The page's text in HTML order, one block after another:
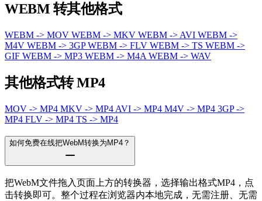
WEBM 转其他格式
WEBM -> MOV WEBM -> MKV WEBM -> AVI WEBM ->
M4V WEBM -> 3GPWEBM -> FLV WEBM -> TS WEBM ->
GIF WEBM -> MP3 WEBM -> M4A WEBM -> WAV
其他格式转 MP4
MOV -> MP4 MKV -> MP4 AVI -> MP4 M4V -> MP4 3GP ->
MP4 FLV -> MP4 TS -> MP4
如何免费在线把WebM转换为MP4？
把WebM文件拖入页面上方的转换器，选择输出格式MP4，点
击转换即可。整个过程在浏览器内本地完成，无需注册、无需